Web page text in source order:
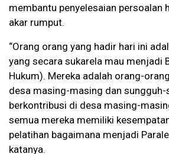
membantu penyelesaian persoalan
akar rumput.
“Orang orang yang hadir hari ini
yang secara sukarela mau menjadi
Hukum). Mereka adalah orang-
desa masing-masing dan sungguh-
berkontribusi di desa masing-
semua mereka memiliki
pelatihan bagaimana menjadi
katanya.